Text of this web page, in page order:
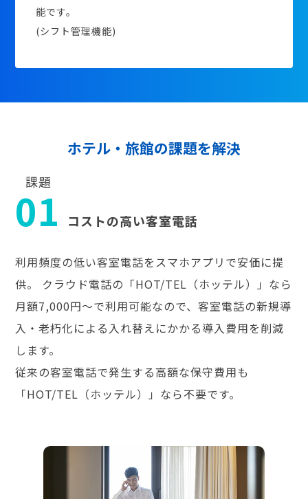
能です。
(シフト管理機能)
ホテル・旅館の課題を解決
課題
01 コストの高い客室電話
利用頻度の低い客室電話をスマホアプリで安価に提
供。 クラウド電話の「HOT/TEL（ホッテル）」なら
月額7,000円～で利用可能なので、客室電話の新規導
入・老朽化による入れ替えにかかる導入費用を削減
します。
従来の客室電話で発生する高額な保守費用も
「HOT/TEL（ホッテル）」なら不要です。